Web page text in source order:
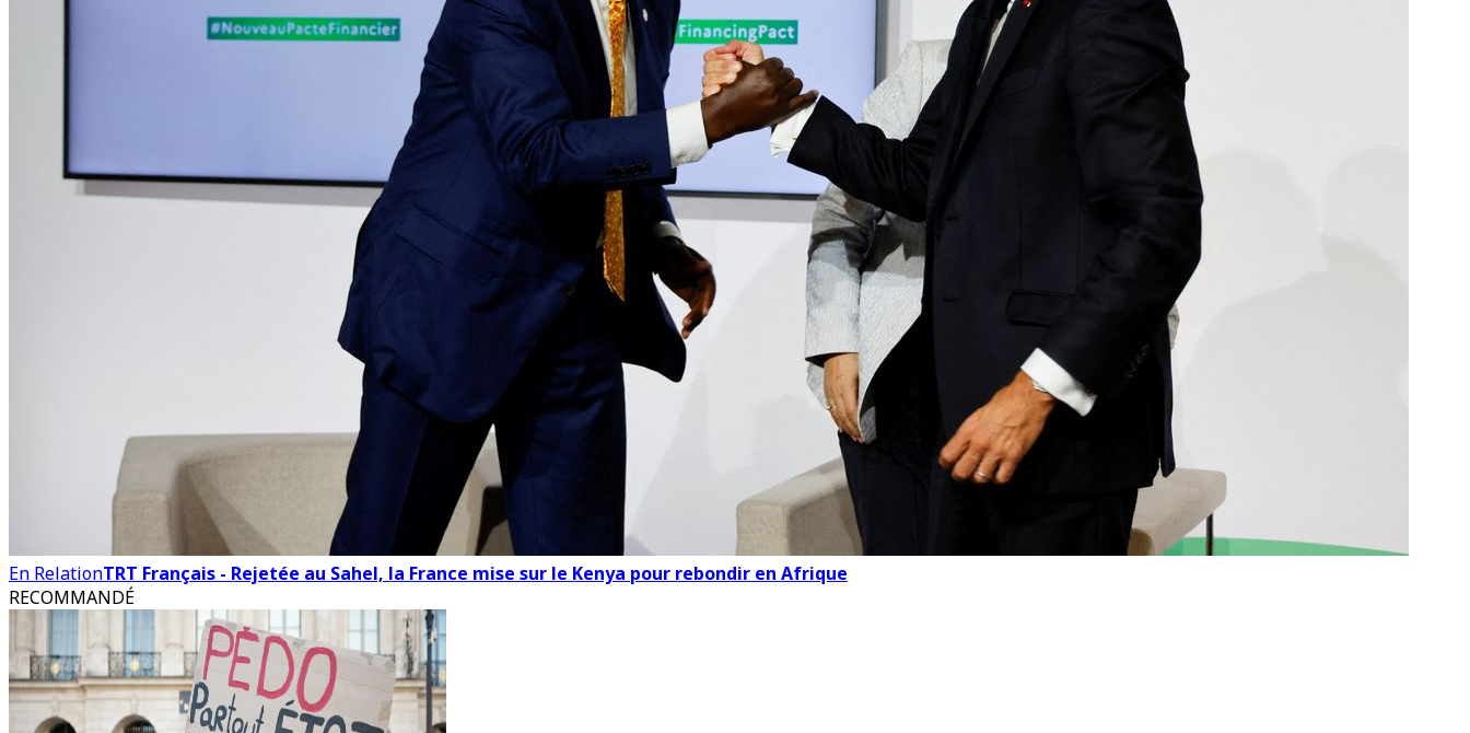
En RelationTRT Français - Rejetée au Sahel, la France mise sur le Kenya pour rebondir en Afrique
RECOMMANDÉ